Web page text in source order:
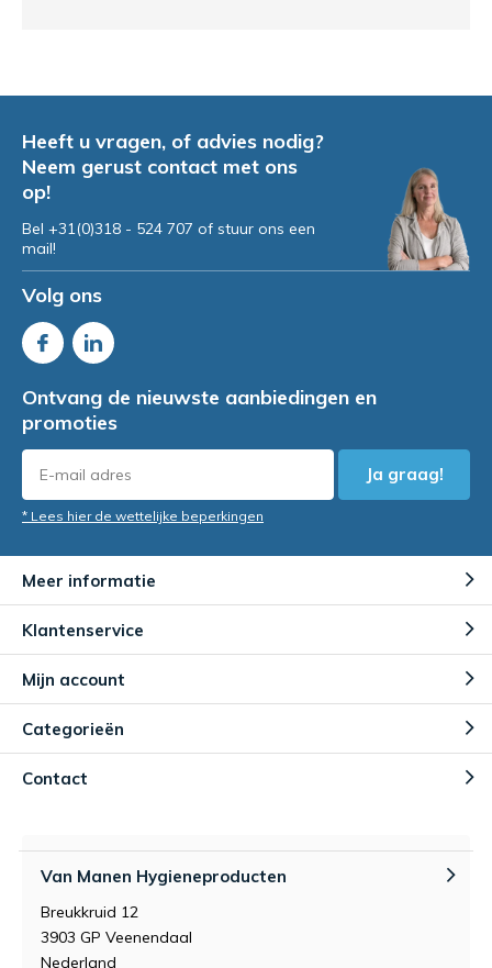
Heeft u vragen, of advies nodig?
Neem gerust contact met ons
op!
Bel +31(0)318 - 524 707 of stuur ons een
mail!
Volg ons
Ontvang de nieuwste aanbiedingen en
promoties
Ja graag!
* Lees hier de wettelijke beperkingen
Meer informatie
Klantenservice
Mijn account
Categorieën
Contact
Van Manen Hygieneproducten
Breukkruid 12
3903 GP Veenendaal
Nederland